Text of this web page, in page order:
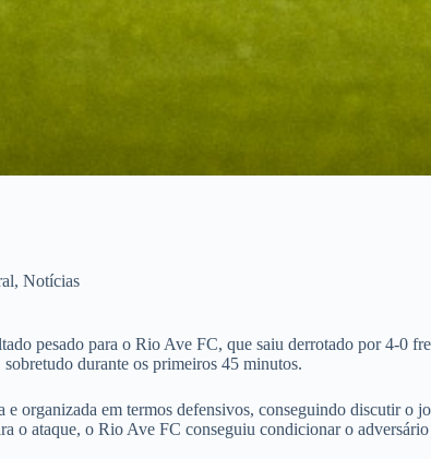
,Notícias
pesado para o Rio Ave FC, que saiu derrotado por 4-0
durante os primeiros 45 minutos.
organizada em termos defensivos, conseguindo discutir
o ataque, o Rio Ave FC conseguiu condicionar o